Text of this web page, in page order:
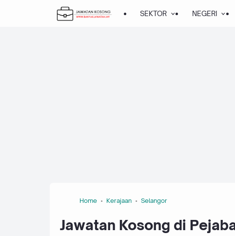
SEKTOR NEGERI
Home Kerajaan Selangor
Jawatan Kosong di